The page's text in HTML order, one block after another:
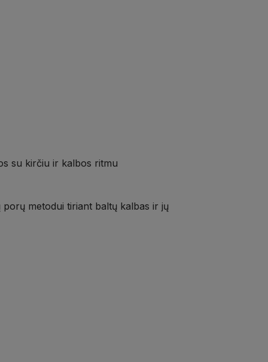
su kirčiu ir kalbos ritmu
metodui tiriant baltų kalbas ir jų